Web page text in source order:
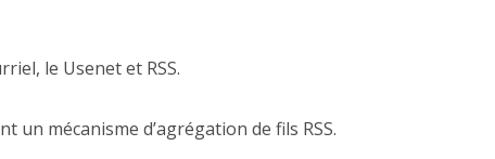
le Usenet et RSS.
mécanisme d’agrégation de fils RSS.